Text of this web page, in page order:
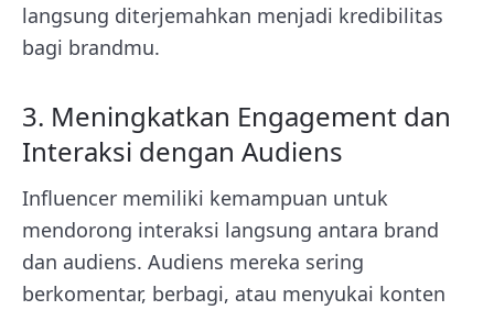
langsung diterjemahkan menjadi kredibilitas
bagi brandmu.
3. Meningkatkan Engagement dan
Interaksi dengan Audiens
Influencer memiliki kemampuan untuk
mendorong interaksi langsung antara brand
dan audiens. Audiens mereka sering
berkomentar, berbagi, atau menyukai konten